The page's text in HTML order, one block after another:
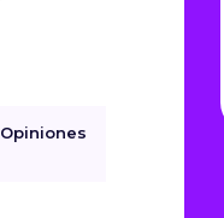
Opiniones